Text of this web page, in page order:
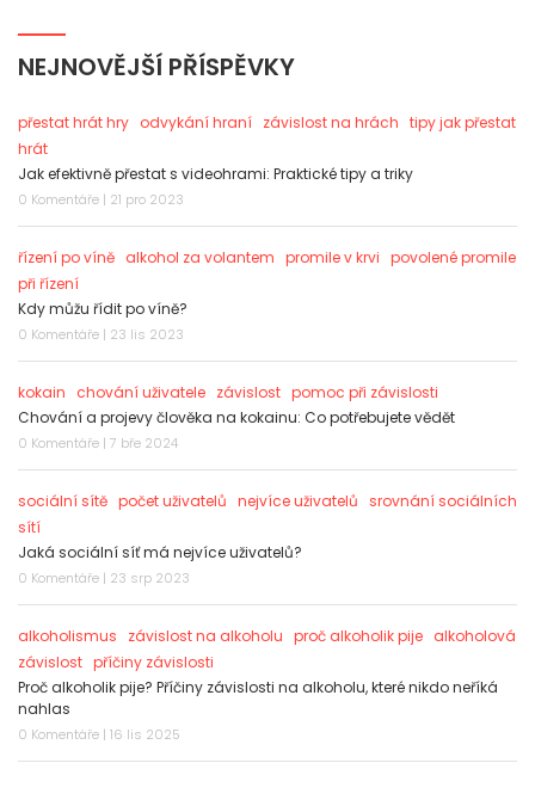
NEJNOVĚJŠÍ PŘÍSPĚVKY
přestat hrát hry odvykání hraní závislost na hrách tipy jak přestat
hrát
Jak efektivně přestat s videohrami: Praktické tipy a triky
0 Komentáře | 21 pro 2023
řízení po víně alkohol za volantem promile v krvi povolené promile
při řízení
Kdy můžu řídit po víně?
0 Komentáře | 23 lis 2023
kokain chování uživatele závislost pomoc při závislosti
Chování a projevy člověka na kokainu: Co potřebujete vědět
0 Komentáře | 7 bře 2024
sociální sítě počet uživatelů nejvíce uživatelů srovnání sociálních
sítí
Jaká sociální síť má nejvíce uživatelů?
0 Komentáře | 23 srp 2023
alkoholismus závislost na alkoholu proč alkoholik pije alkoholová
závislost příčiny závislosti
Proč alkoholik pije? Příčiny závislosti na alkoholu, které nikdo neříká
nahlas
0 Komentáře | 16 lis 2025